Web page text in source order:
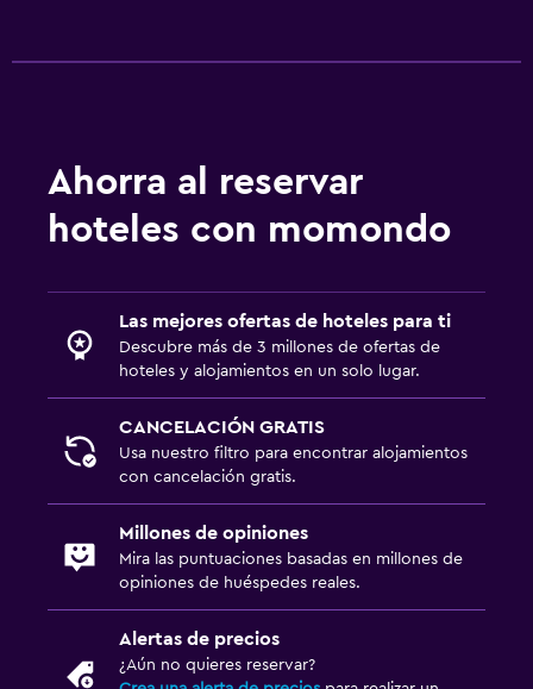
Ahorra al reservar
hoteles con momondo
Las mejores ofertas de hoteles para ti
Descubre más de 3 millones de ofertas de
hoteles y alojamientos en un solo lugar.
CANCELACIÓN GRATIS
Usa nuestro filtro para encontrar alojamientos
con cancelación gratis.
Millones de opiniones
Mira las puntuaciones basadas en millones de
opiniones de huéspedes reales.
Alertas de precios
¿Aún no quieres reservar?